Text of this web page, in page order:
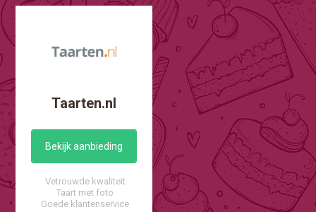
Taarten.nl
Bekijk aanbieding
Vetrouwde kwaliteit
Taart met foto
Goede klantenservice